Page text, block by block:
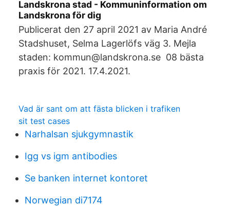
Landskrona stad - Kommuninformation om
Landskrona för dig
Publicerat den 27 april 2021 av Maria André
Stadshuset, Selma Lagerlöfs väg 3. Mejla
staden: kommun@landskrona.se 08 bästa
praxis för 2021. 17.4.2021.
Vad är sant om att fästa blicken i trafiken
sit test cases
Narhalsan sjukgymnastik
Igg vs igm antibodies
Se banken internet kontoret
Norwegian di7174